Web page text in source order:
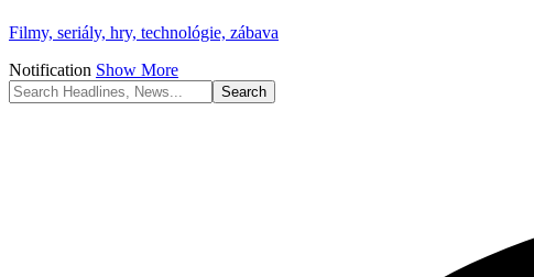
Filmy, seriály, hry, technológie, zábava
Notification Show More